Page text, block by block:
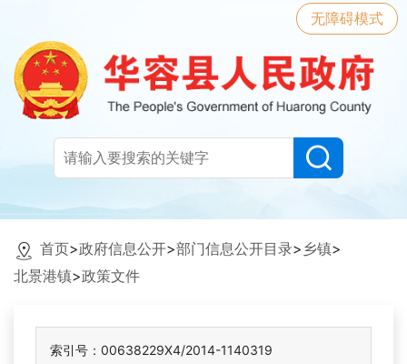
无障碍模式
首页>政府信息公开>部门信息公开目录> 乡镇>
北景港镇>政策文件
索引号：00638229X4/2014-1140319